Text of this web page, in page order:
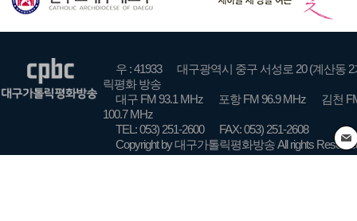
우 : 41933
대구광역시 중구 서성로 20 (계산동 2
릭평화 방송
대구 FM 93.1 MHz
포항 FM 96.9 MHz
김천
100.7 MHz
TEL: 053) 251-2600
FAX: 053) 251-2608
Copyright by 대구가톨릭평화방송 All rights